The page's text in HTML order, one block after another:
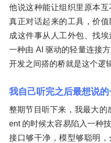
他说这种能让组织里原本
真正对话起来的工具，价
成这件事从人工外包、找
一种由 AI 驱动的轻量连接
开发之间搭的桥就是这个逻
我自己听完之后最想说
整期节目听下来，我最大的
ent 的时候太容易陷入一种
接口够干净，模型够聪明